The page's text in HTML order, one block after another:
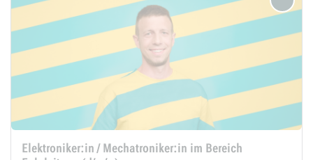
merken
Elektroniker:in / Mechatroniker:in im Bereich